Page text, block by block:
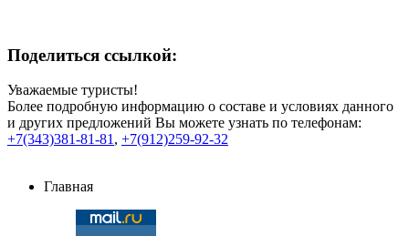
Поделиться ссылкой:
Уважаемые туристы!
Более подробную информацию о составе и условиях данного
и других предложений Вы можете узнать по телефонам:
+7(343)381-81-81, +7(912)259-92-32
Главная